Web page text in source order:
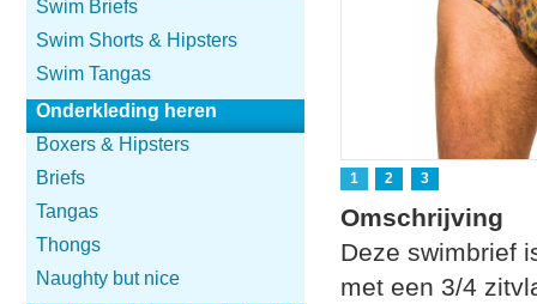
Swim Briefs
Swim Shorts & Hipsters
Swim Tangas
Onderkleding heren
Boxers & Hipsters
Briefs
Tangas
Thongs
Naughty but nice
1 2 3
Omschrijving
Deze swimbrief
met een 3/4